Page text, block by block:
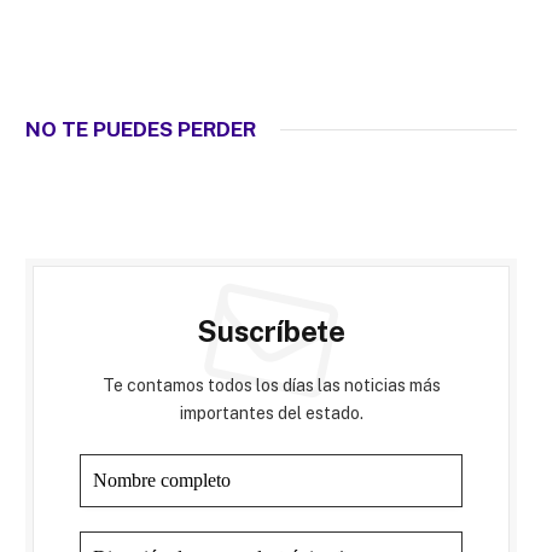
NO TE PUEDES PERDER
Suscríbete
Te contamos todos los días las noticias más
importantes del estado.